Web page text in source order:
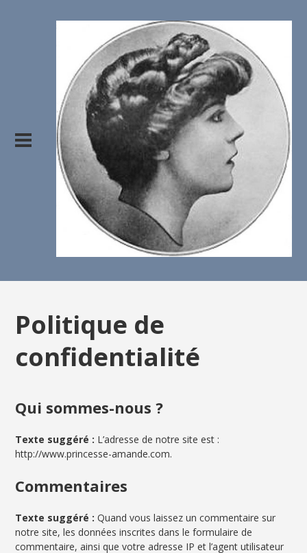
Politique de
confidentialité
Qui sommes-nous ?
Texte suggéré : L’adresse de notre site est :
http://www.princesse-amande.com.
Commentaires
Texte suggéré :Quand vous laissez un commentaire sur
notre site, les données inscrites dans le formulaire de
commentaire, ainsi que votre adresse IP et l’agent utilisateur